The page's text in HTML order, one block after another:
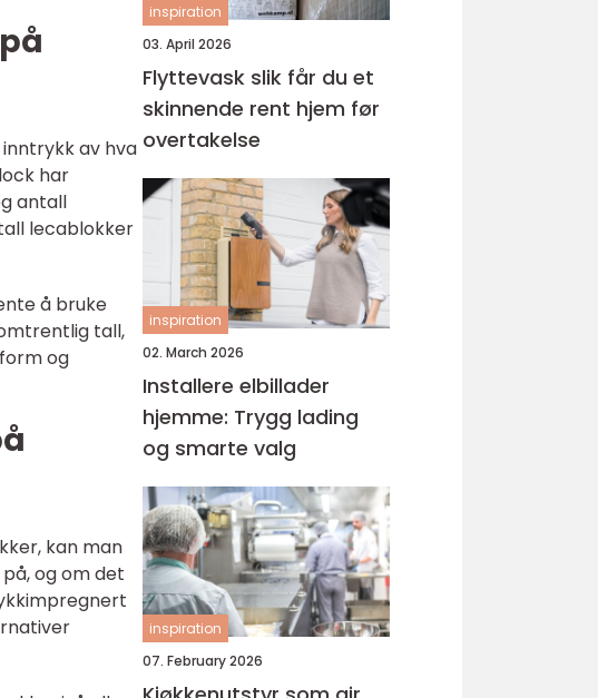
av hva
har
antall
lecablokker
å bruke
tall,
og
kan man
og om det
inspiration
03. April 2026
Flyttevask slik får du et
skinnende rent hjem før
overtakelse
inspiration
02. March 2026
Installere elbillader
hjemme: Trygg lading
og smarte valg
inspiration
07. February 2026